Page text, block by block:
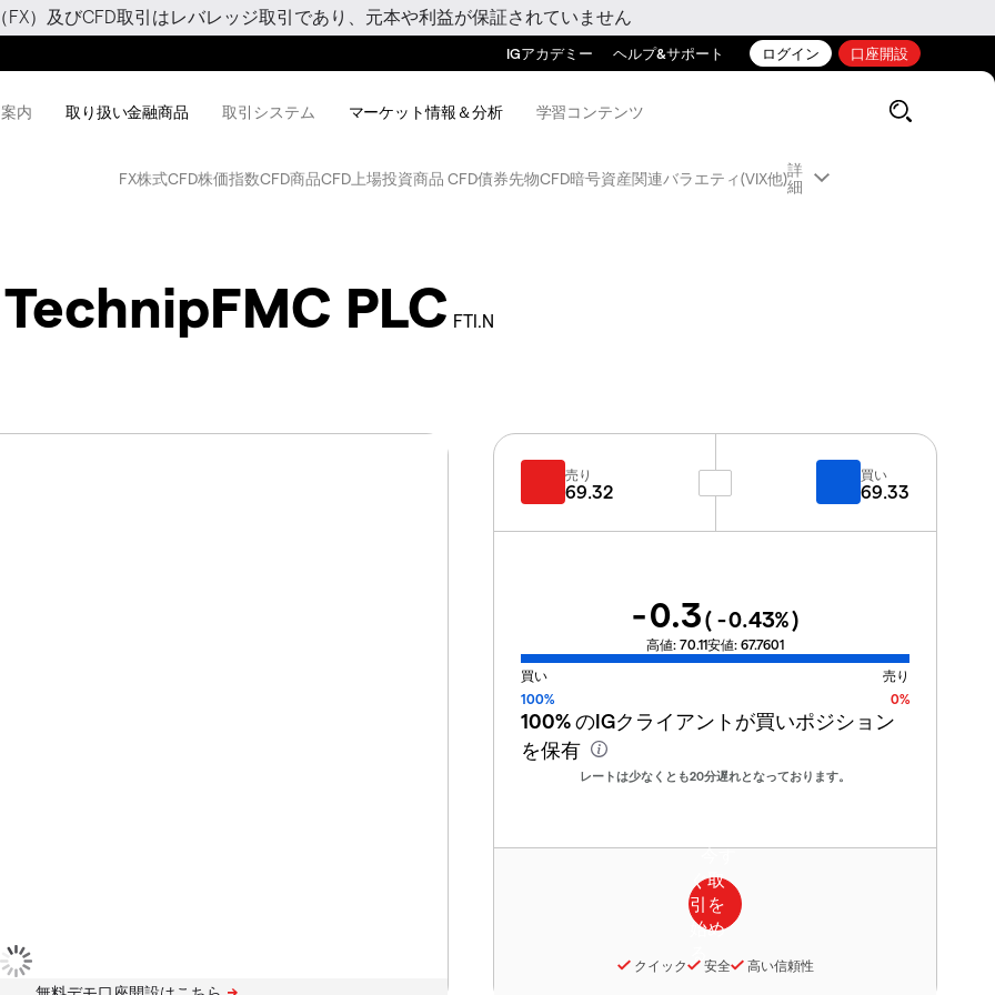
FX）及びCFD取引はレバレッジ取引であり、元本や利益が保証されていません
IGアカデミー ヘルプ&サポート ログイン 口座開設
内 取り扱い金融商品 取引システム マーケット情報＆分析 学習コンテンツ
FX株式CFD株価指数CFD商品CFD 上場投資商品 CFD債券先物CFD暗号資産関連バラエティ(VIX他)詳
細
TechnipFMC PLC FTI.N
売り
69.32
買い
69.33
-0.3( -0.43%)
高値: 70.11安値: 67.7601
買い
売り
100%
0%
100%のIGクライアントが買いポジション
を保有
レートは少なくとも20分遅れとなっております。
クイック 安全 高い信頼性